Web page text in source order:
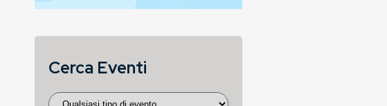
Cerca Eventi